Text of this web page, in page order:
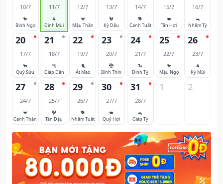
10/7
🐎
Bính Ngọ
11/7
🐐
Đinh Mùi
12/7
🐒
Mậu Thân
13/7
🐓
Kỷ Dậu
14/7
🐕
Canh Tuất
15/7
🐖
Tân Hợi
16/7
🐀
Nhâm Tý
20
17/7
🐂
Quý Sửu
21
18/7
🐅
Giáp Dần
22
19/7
🐈
Ất Mão
23
20/7
🐉
Bính Thìn
24
21/7
🐍
Đinh Tỵ
25
22/7
🐎
Mậu Ngọ
26
23/7
🐐
Kỷ Mùi
27
24/7
🐒
Canh Thân
28
25/7
🐓
Tân Dậu
29
26/7
🐕
Nhâm Tuất
30
27/7
🐖
Quý Hợi
31
28/7
🐀
Giáp Tý
1 2